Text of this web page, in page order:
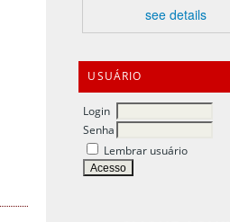
see details
USUÁRIO
Login
Senha
Lembrar usuário